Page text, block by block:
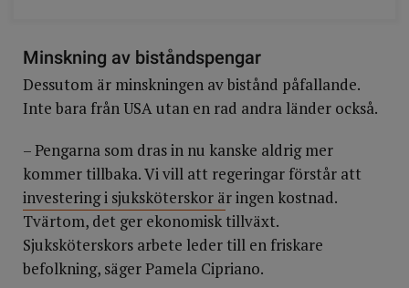
Minskning av biståndspengar
Dessutom är minskningen av bistånd påfallande.
Inte bara från USA utan en rad andra länder också.
– Pengarna som dras in nu kanske aldrig mer
kommer tillbaka. Vi vill att regeringar förstår att
investering i sjuksköterskor är ingen kostnad.
Tvärtom, det ger ekonomisk tillväxt.
Sjuksköterskors arbete leder till en friskare
befolkning, säger Pamela Cipriano.